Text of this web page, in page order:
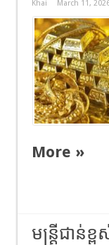
Khai March 11,
More »
មន្ត្រីជាន់